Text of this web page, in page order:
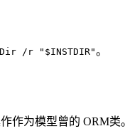
/r "$INSTDIR"。
作为模型曾的 ORM类。